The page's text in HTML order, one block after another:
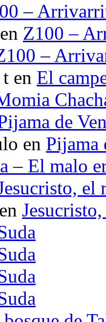
–
en Z100 –
–
t en El
de
en Pijama
– El malo
el
en